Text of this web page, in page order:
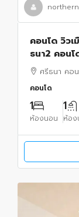
คอนโด วิว
ธนา2 คอนโ
ศรีธนา คอ
คอนโด
1
ห้องนอน
1
ห้อง